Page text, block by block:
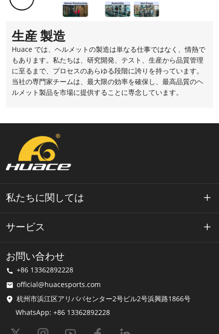
生産 製造
Huace では、ヘルメットの製造は単なる仕事ではなく、情熱で
もあります。私たちは、研究開発、テスト、生産から品質管理
に至るまで、プロセスのあらゆる段階に誇りを持っています。
当社の専門家チームは、最大限の効率を確保し、最高品質のヘ
ルメット製品を市場に提供することに専念しています。
私たちに関しては
ワエースについて
解決
サービス
プライバシーポリシー
利用規約
配送サービス
よくある質問
お問い合わせ
+86 13362892228
official@huacesports.com
杭州市浜江区アリババセンター2号ビル2号浜興路1866号
WhatsApp: +86 13362892228